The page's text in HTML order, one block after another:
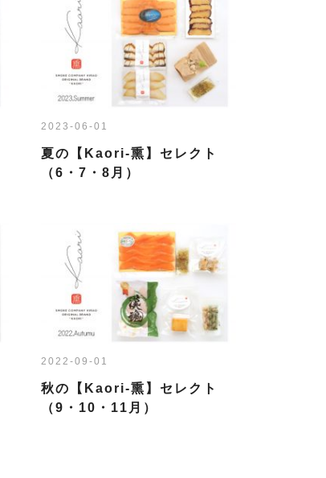
2023-06-01
夏の【Kaori-熏】セレクト
（6・7・8月）
2022-09-01
秋の【Kaori-熏】セレクト
（9・10・11月）